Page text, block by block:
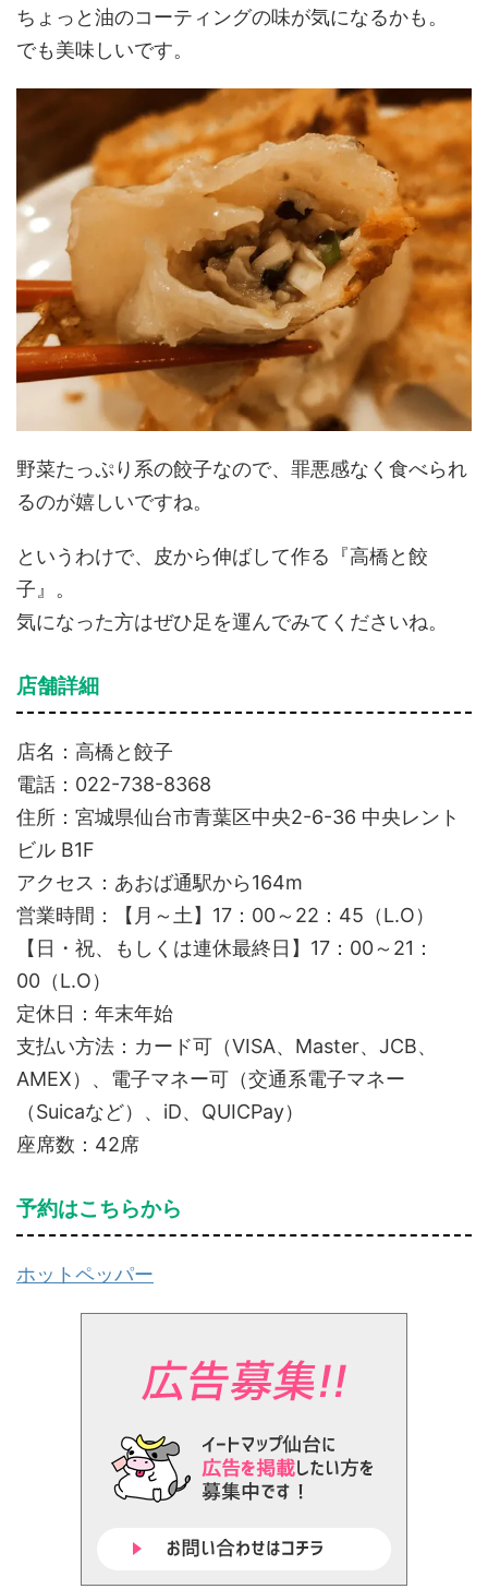
ちょっと油のコーティングの味が気になるかも。
でも美味しいです。
野菜たっぷり系の餃子なので、罪悪感なく食べられ
るのが嬉しいですね。
というわけで、皮から伸ばして作る『高橋と餃
子』。
気になった方はぜひ足を運んでみてくださいね。
店舗詳細
店名：高橋と餃子
電話：022-738-8368
住所：宮城県仙台市青葉区中央2-6-36 中央レント
ビル B1F
アクセス：あおば通駅から164m
営業時間：【月～土】17：00～22：45（L.O）
【日・祝、もしくは連休最終日】17：00～21：
00（L.O）
定休日：年末年始
支払い方法：カード可（VISA、Master、JCB、
AMEX）、電子マネー可（交通系電子マネー
（Suicaなど）、iD、QUICPay）
座席数：42席
予約はこちらから
ホットペッパー